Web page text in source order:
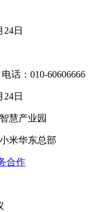
24日
话：010-60606666
24日
慧产业园
米华东总部
合作